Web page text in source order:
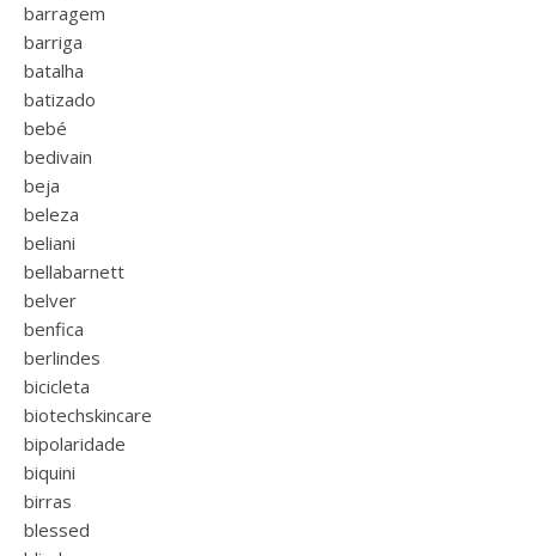
barragem
barriga
batalha
batizado
bebé
bedivain
beja
beleza
beliani
bellabarnett
belver
benfica
berlindes
bicicleta
biotechskincare
bipolaridade
biquini
birras
blessed